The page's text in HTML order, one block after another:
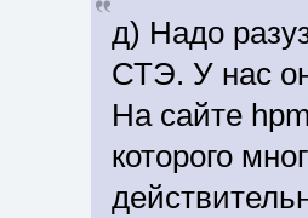
д) Надо
СТЭ. У нас
На сайте
которого